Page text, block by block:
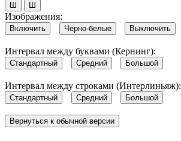
Ш Ш
Изображения:
Включить Черно-белые Выключить
Интервал между буквами (Кернинг):
Стандартный Средний Большой
Интервал между строками (Интерлиньяж):
Стандартный Средний Большой
Вернуться к обычной версии